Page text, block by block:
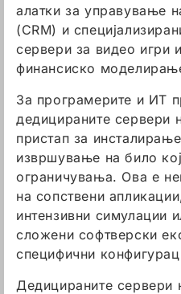
алатки за управување
(CRM) и
сервери за видео игри
финансиско
За програмерите и ИТ
дедицираните сервери
пристап за
извршување на било
ограничувања. Ова е
на сопствени
интензивни симулации
сложени софтверски
специфични
Дедицираните сервери